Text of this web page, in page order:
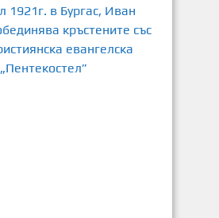
1921г. в Бургас, Иван
кръстените със
евангелска